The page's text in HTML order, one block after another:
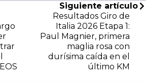
Siguiente artículo
Resultados Giro de
Italia 2026 Etapa 1:
Paul Magnier, primera
maglia rosa con
durísima caída en el
último KM